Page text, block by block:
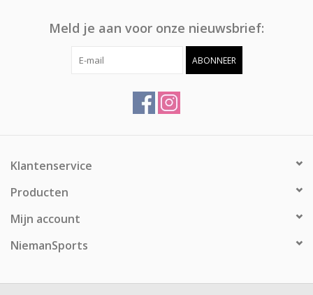
Meld je aan voor onze nieuwsbrief:
ABONNEER
Klantenservice
Producten
Mijn account
NiemanSports